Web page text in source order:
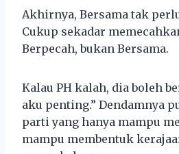
Akhirnya, Bersama tak
Cukup sekadar
Berpecah, bukan Bersama.
Kalau PH kalah, dia boleh
aku penting.” Dendamnya
parti yang hanya mampu
mampu membentuk